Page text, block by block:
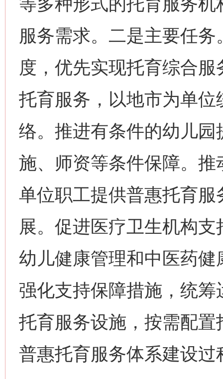
服务需求。二是主要任
度，优先实现托育综合
托育服务，以地市为单
络。推进有条件的幼儿
施、师资等条件保障。
单位职工提供普惠托育
展。促进医疗卫生机构
幼儿健康管理和中医药
强化支持保障措施，统
托育服务设施，按需配
普惠托育服务体系建设